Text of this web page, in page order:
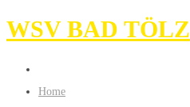
WSV BAD TÖLZ
Home